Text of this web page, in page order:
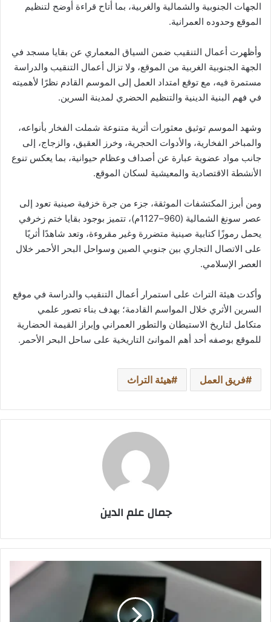
الجهات الجنوبية والشمالية والغربية، بما أتاح قراءة أوضح لتنظيم
الموقع وحدوده العمرانية.
وأظهرت أعمال التنقيب ضمن السياق المعماري عن بقايا مسجد في
الجهة الجنوبية الغربية من الموقع، ولا تزال أعمال التنقيب والدراسة
مستمرة فيه، مع توقع امتداد العمل إلى الموسم القادم نظرًا لأهميته
في فهم البنية الدينية والتنظيم الحضري لمدينة السرين.
وشهد الموسم توثيق معثورات أثرية متنوعة شملت الفخار بأنواعه،
والمباخر الفخارية، والأدوات الحجرية، وخرز العقيق، والزجاج، إلى
جانب مواد عضوية عبارة عن أصداف وعظام حيوانية، بما يعكس تنوع
الأنشطة الاقتصادية والمعيشية لسكان الموقع.
ومن أبرز المكتشفات الموثقة، جزء من جرة خزفية صينية تعود إلى
عصر سونغ الشمالية (960–1127م)، تتميز بوجود بقايا ختم زخرفي
يحمل رموزًا كتابية صينية متضررة وغير مقروءة، وتعد شاهدًا أثريًا
على الاتصال التجاري بين جنوبي الصين وسواحل البحر الأحمر خلال
العصر الإسلامي.
وأكدت هيئة التراث على استمرار أعمال التنقيب والدراسة في موقع
السرين الأثري خلال المواسم القادمة؛ بهدف بناء تصور علمي
متكامل لتاريخ الاستيطان والتطور العمراني وإبراز القيمة الحضارية
للموقع بوصفه أحد أهم الموانئ التاريخية على ساحل البحر الأحمر.
فريق العمل هيئة التراث
جمال علم الدين
محبطة
حول